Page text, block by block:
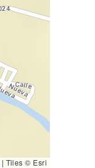
| Tiles © Esri